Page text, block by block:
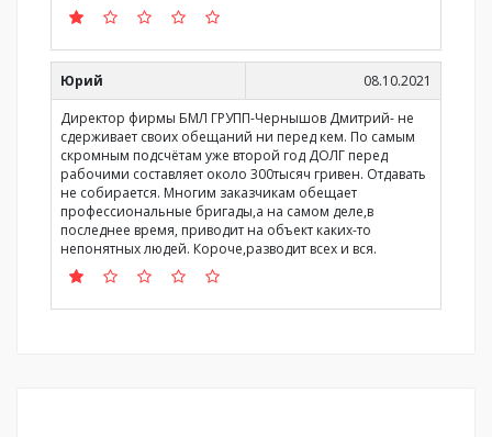
Юрий
08.10.2021
Директор фирмы БМЛ ГРУПП-Чернышов Дмитрий- не
сдерживает своих обещаний ни перед кем. По самым
скромным подсчётам уже второй год ДОЛГ перед
рабочими составляет около 300тысяч гривен. Отдавать
не собирается. Многим заказчикам обещает
профессиональные бригады,а на самом деле,в
последнее время, приводит на объект каких-то
непонятных людей. Короче,разводит всех и вся.